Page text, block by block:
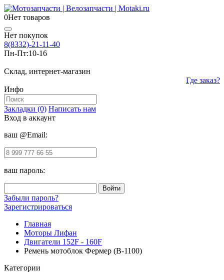
0Нет товаров
Нет покупок
8(8332)-21-11-40
Пн-Пт:10-16
Склад, интернет-магазин
Где заказ?
Инфо
Закладки (0) Написать нам
Вход в аккаунт
ваш @Email:
ваш пароль:
Забыли пароль?
Зарегистрироваться
Главная
Моторы Лифан
Двигатели 152F - 160F
Ремень мотоблок Фермер (B-1100)
Категории